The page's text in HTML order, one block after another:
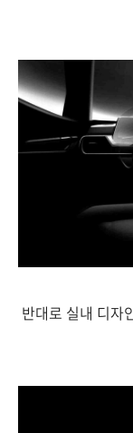
반대로 실내 디자